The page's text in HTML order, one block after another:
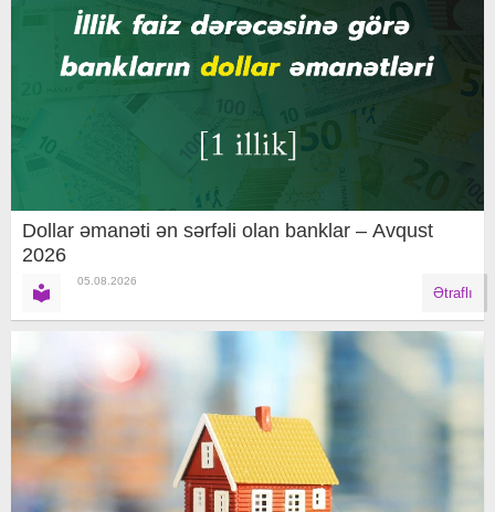
Dollar əmanəti ən sərfəli olan banklar – Avqust
2026
05.08.2026
Ətraflı